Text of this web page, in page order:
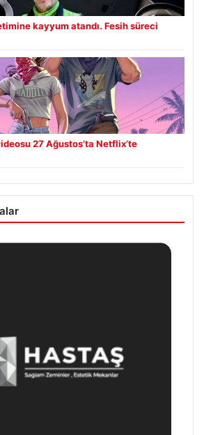
kayyum atandı. Fesih süreci
27 Ağustos’ta Netflix’te